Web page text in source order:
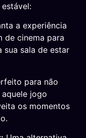
a experiência
de cinema para
sala de estar
para não
jogo
os momentos